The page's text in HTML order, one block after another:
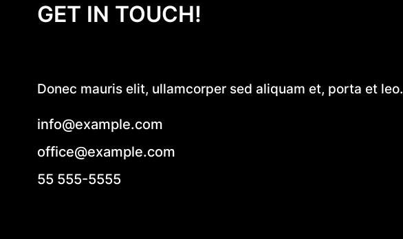
GET IN TOUCH!
Donec mauris elit, ullamcorper sed aliquam et, porta et leo.
info@example.com
office@example.com
55 555-5555